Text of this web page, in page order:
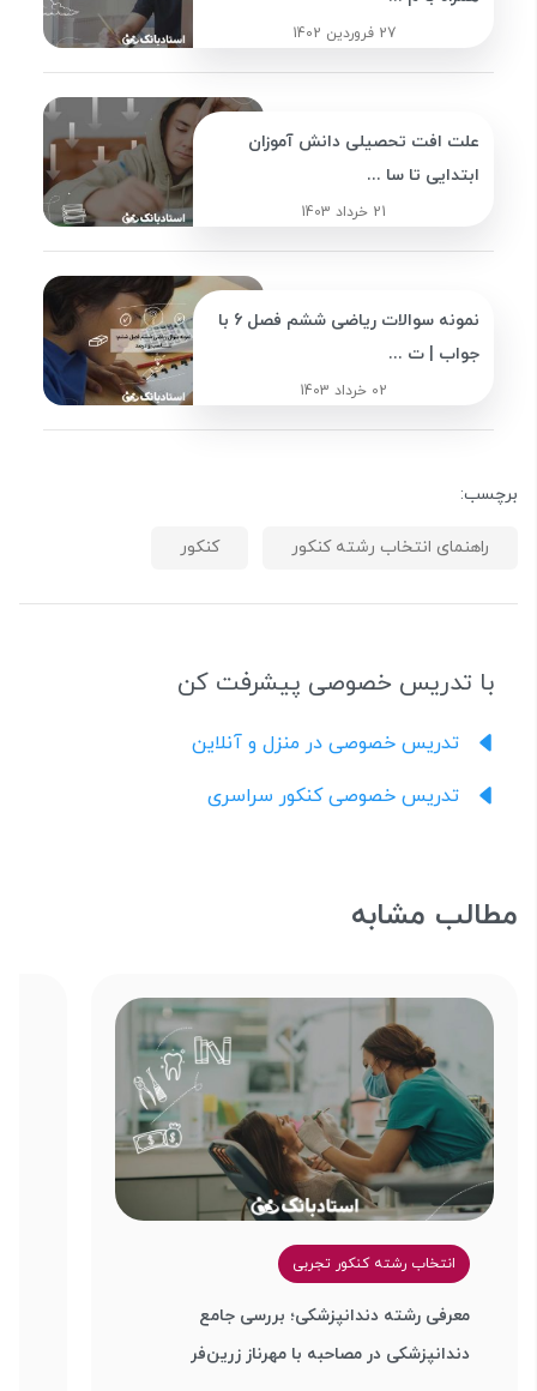
27 فروردین 1402
علت افت تحصیلی دانش آموزان
ابتدایی تا سا ...
21 خرداد 1403
نمونه سوالات ریاضی ششم فصل 6 با
جواب | ت ...
02 خرداد 1403
برچسب:
راهنمای انتخاب رشته کنکور کنکور
با تدریس خصوصی پیشرفت کن
تدریس خصوصی در منزل و آنلاین
تدریس خصوصی کنکور سراسری
مطالب مشابه
انتخاب رشته کنکور تجربی
معرفی رشته دندانپزشکی؛ بررسی جامع
دندانپزشکی در مصاحبه با مهرناز زرین‌فر